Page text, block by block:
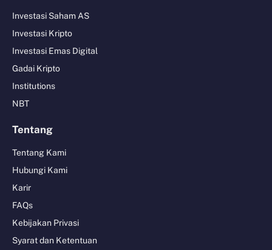
Investasi Saham AS
Investasi Kripto
Investasi Emas Digital
Gadai Kripto
Institutions
NBT
Tentang
Tentang Kami
Hubungi Kami
Karir
FAQs
Kebijakan Privasi
Syarat dan Ketentuan